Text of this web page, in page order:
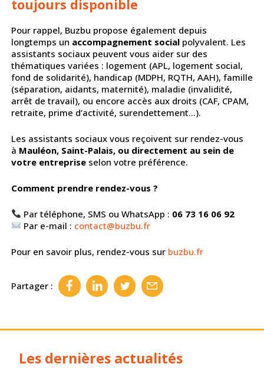
toujours disponible
Pour rappel, Buzbu propose également depuis
longtemps un accompagnement socialpolyvalent. Les
assistants sociaux peuvent vous aider sur des
thématiques variées : logement (APL, logement social,
fond de solidarité), handicap (MDPH, RQTH, AAH), famille
(séparation, aidants, maternité), maladie (invalidité,
arrêt de travail), ou encore accès aux droits (CAF, CPAM,
retraite, prime d’activité, surendettement…).
Les assistants sociaux vous reçoivent sur rendez-vous
à Mauléon, Saint-Palais, ou directement au sein de
votre entrepriseselon votre préférence.
Comment prendre rendez-vous ?
Par téléphone, SMS ou WhatsApp : 06 73 16 06 92
Par e-mail : contact@buzbu.fr
Pour en savoir plus, rendez-vous sur buzbu.fr
Partager :
Les dernières actualités